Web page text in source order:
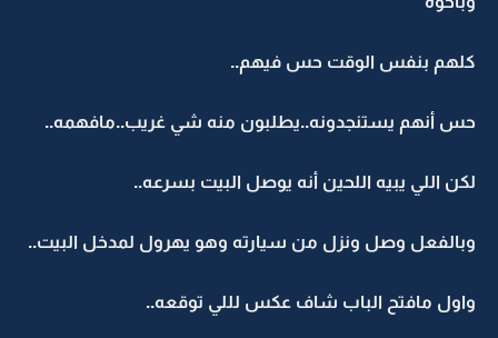
كلهم بنفس الوقت حس فيهم..
حس أنهم يستنجدونه..يطلبون منه شي غريب..مافهمه..
لكن اللي يبيه اللحين أنه يوصل البيت بسرعه..
وبالفعل وصل ونزل من سيارته وهو يهرول لمدخل البيت..
واول مافتح الباب شاف عكس لللي توقعه..